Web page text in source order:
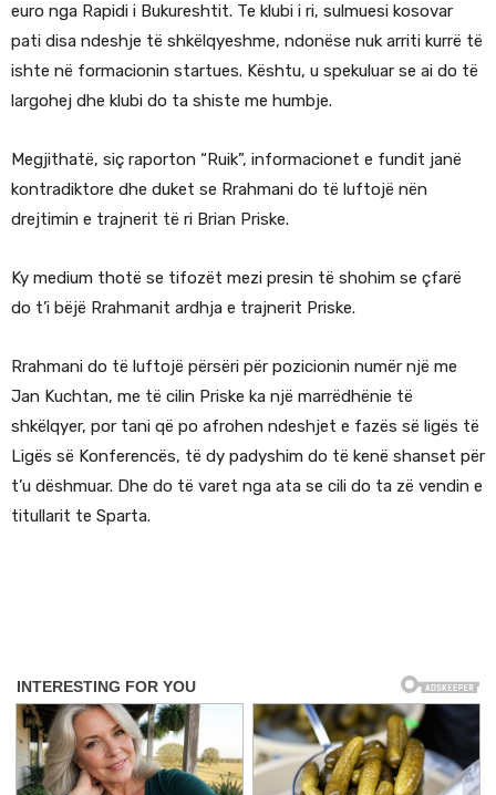
euro nga Rapidi i Bukureshtit. Te klubi i ri, sulmuesi kosovar
pati disa ndeshje të shkëlqyeshme, ndonëse nuk arriti kurrë të
ishte në formacionin startues. Kështu, u spekuluar se ai do të
largohej dhe klubi do ta shiste me humbje.
Megjithatë, siç raporton “Ruik”, informacionet e fundit janë
kontradiktore dhe duket se Rrahmani do të luftojë nën
drejtimin e trajnerit të ri Brian Priske.
Ky medium thotë se tifozët mezi presin të shohim se çfarë
do t’i bëjë Rrahmanit ardhja e trajnerit Priske.
Rrahmani do të luftojë përsëri për pozicionin numër një me
Jan Kuchtan, me të cilin Priske ka një marrëdhënie të
shkëlqyer, por tani që po afrohen ndeshjet e fazës së ligës të
Ligës së Konferencës, të dy padyshim do të kenë shanset për
t’u dëshmuar. Dhe do të varet nga ata se cili do ta zë vendin e
titullarit te Sparta.